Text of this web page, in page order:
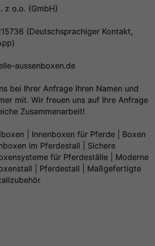
z o.o. (GmbH)
(Deutschsprachiger Kontakt,
aussenboxen.de
bei Ihrer Anfrage Ihren Namen und
mit. Wir freuen uns auf Ihre Anfrage
Zusammenarbeit!
| Innenboxen für Pferde | Boxen
im Pferdestall | Sichere
für Pferdeställe | Moderne
| Pferdestall | Maßgefertigte